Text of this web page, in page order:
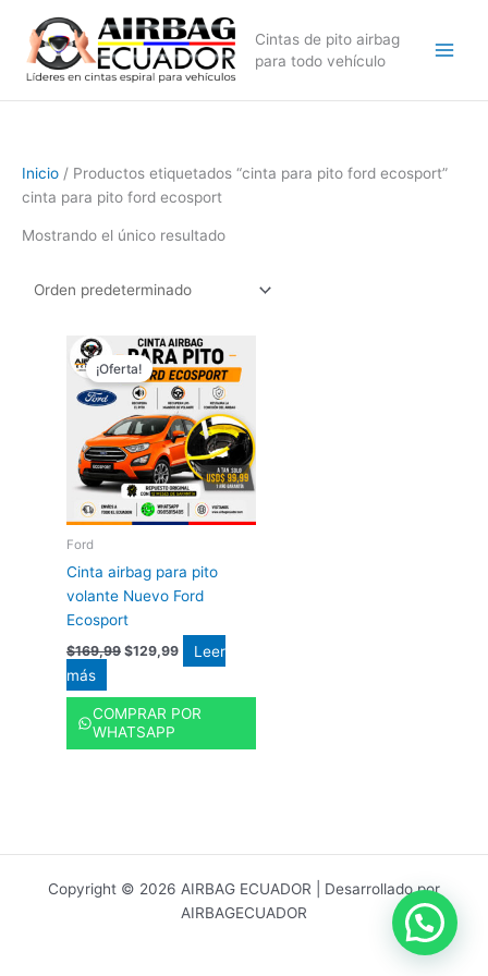
contenido
Cintas de pito airbag
para todo vehículo
Inicio / Productos etiquetados “cinta para pito ford ecosport”
cinta para pito ford ecosport
Mostrando el único resultado
¡Oferta!
Ford
Cinta airbag para pito
volante Nuevo Ford
Ecosport
$169,99
precio
original
era:
$169,99.
$129,99
El
precio
actual
es:
$129,99.
Leer
más
COMPRAR POR
WHATSAPP
Copyright © 2026 AIRBAG ECUADOR | Desarrollado por
AIRBAGECUADOR